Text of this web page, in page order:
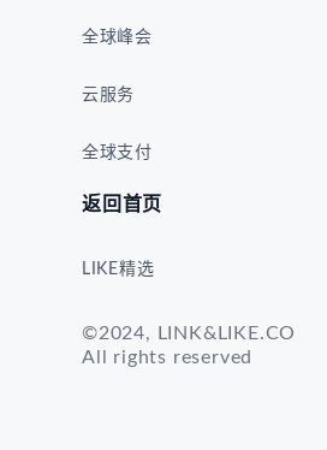
全球峰会
云服务
全球支付
返回首页
LIKE精选
©2024, LINK&LIKE.CO
All rights reserved